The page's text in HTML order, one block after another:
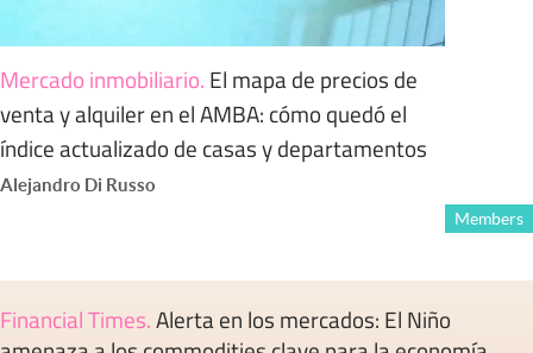
Mercado inmobiliario. El mapa de precios de
venta y alquiler en el AMBA: cómo quedó el
índice actualizado de casas y departamentos
Alejandro Di Russo
Members
Financial Times.Alerta en los mercados: El Niño